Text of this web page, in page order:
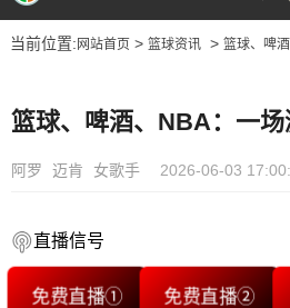
当前位置: 网站首页> 篮球资讯> 篮球、啤
篮球、啤酒、NBA：一
阿罗 迈肯 女歌手 2026-06-03
直播信号
免费直播① 免费直播②